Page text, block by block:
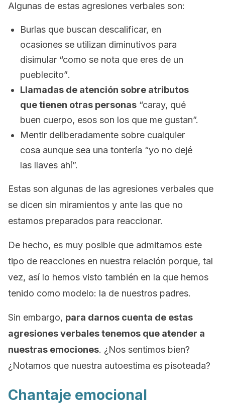
Algunas de estas agresiones verbales son:
Burlas que buscan descalificar, en
ocasiones se utilizan diminutivos para
disimular “como se nota que eres de un
pueblecito”.
Llamadas de atención sobre atributos
que tienen otras personas “caray, qué
buen cuerpo, esos son los que me gustan”.
Mentir deliberadamente sobre cualquier
cosa aunque sea una tontería “yo no dejé
las llaves ahí”.
Estas son algunas de las agresiones verbales que
se dicen sin miramientos y ante las que no
estamos preparados para reaccionar.
De hecho, es muy posible que admitamos este
tipo de reacciones en nuestra relación porque, tal
vez, así lo hemos visto también en la que hemos
tenido como modelo: la de nuestros padres.
Sin embargo, para darnos cuenta de estas
agresiones verbales tenemos que atender a
nuestras emociones. ¿Nos sentimos bien?
¿Notamos que nuestra autoestima es pisoteada?
Chantaje emocional